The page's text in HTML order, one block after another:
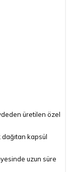
üretilen özel
dağıtan kapsül
uzun süre